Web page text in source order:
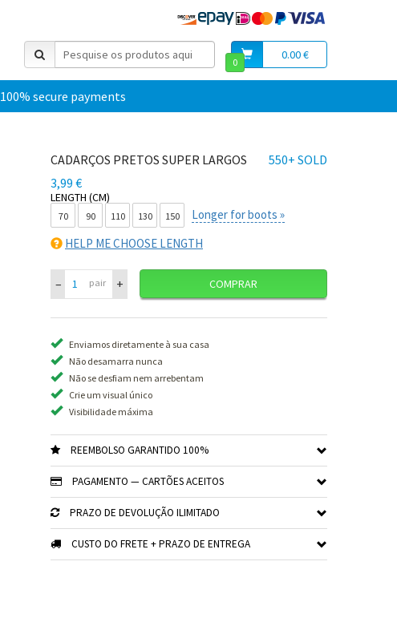
0.00 €
0
100% secure payments
550+ SOLD
CADARÇOS PRETOS SUPER LARGOS
3,99 €
LENGTH (CM)
70 90 110 130 150
Longer for boots »
HELP ME CHOOSE LENGTH
– pair + COMPRAR
Enviamos diretamente à sua casa
Não desamarra nunca
Não se desfiam nem arrebentam
Crie um visual único
Visibilidade máxima
REEMBOLSO GARANTIDO 100%
PAGAMENTO — CARTÕES ACEITOS
PRAZO DE DEVOLUÇÃO ILIMITADO
CUSTO DO FRETE + PRAZO DE ENTREGA